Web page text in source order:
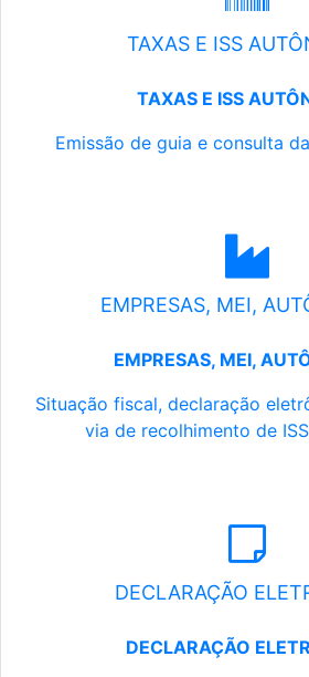
TAXAS E ISS
TAXAS E ISS
Emissão de guia e consulta
EMPRESAS, MEI,
EMPRESAS, MEI,
Situação fiscal, declaração
via de recolhimento de
DECLARAÇÃO
DECLARAÇÃO